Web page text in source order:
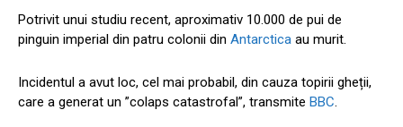
Potrivit unui studiu recent, aproximativ 10.000 de pui de
pinguin imperial din patru colonii din Antarctica au murit.
Incidentul a avut loc, cel mai probabil, din cauza topirii gheții,
care a generat un ”colaps catastrofal”, transmite BBC.